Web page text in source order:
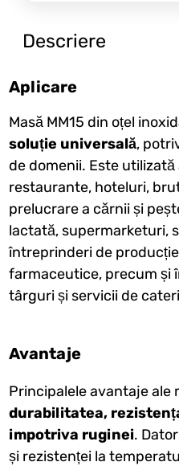
Descriere
Aplicare
Masă MM15 din oțel
soluție universală,
de domenii. Este
restaurante, hoteluri,
prelucrare a cărnii și
lactată, supermarketuri,
întreprinderi de
farmaceutice, precum și
târguri și servicii de
Avantaje
Principalele avantaje ale
durabilitatea,
impotriva ruginei.
și rezistenței la